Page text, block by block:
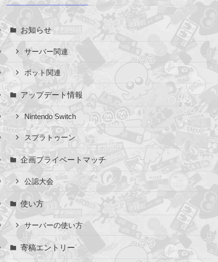
ブ
お知らせ
サーバー関連
ボット関連
アップデート情報
Nintendo Switch
スプラトゥーン
企画プライベートマッチ
公認大会
使い方
サーバーの使い方
寄稿エントリー